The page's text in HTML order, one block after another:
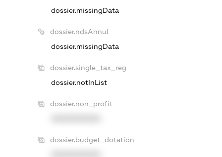
dossier.missingData
dossier.ndsAnnul
dossier.missingData
dossier.single_tax_reg
dossier.notInList
dossier.non_profit
dossier.budget_dotation